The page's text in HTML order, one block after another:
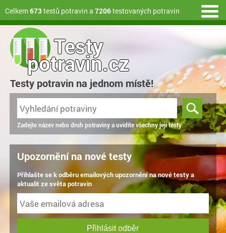
Celkem673testů potravin a 7206testovaných potravin
Testy
potravin.cz
Testy potravin na jednom místě!
Zadejte název nebo druh potraviny a uvidíte všechny její testy
Upozornění na nové testy
Přihlašte se k odběru emailových upozornění na nové testy a
aktualit ze světa potravin
Přihlásit odběr